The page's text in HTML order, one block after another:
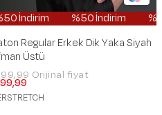
%50 İndirim %50 İndirim
Regular Erkek Dik Yaka Siyah
Üstü